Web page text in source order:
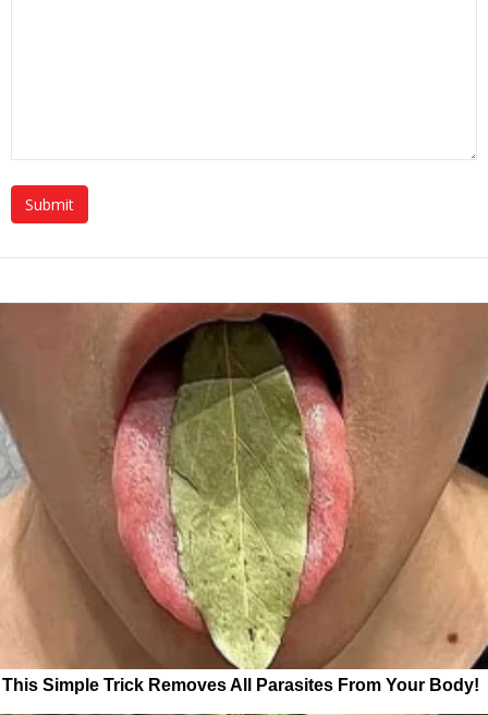
This Simple Trick Removes All Parasites From Your Body!